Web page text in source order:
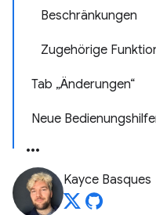
Beschränkungen
Zugehörige
Tab „Änderungen“
Neue
Kayce Basques